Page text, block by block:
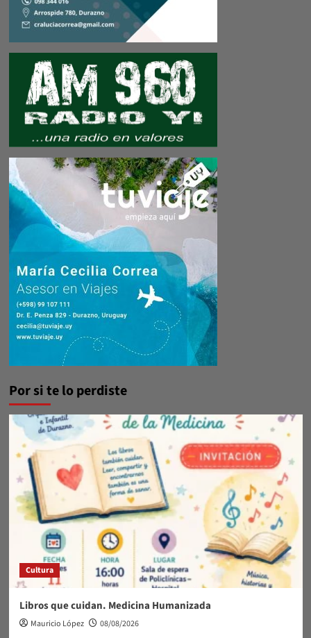
Por si te lo perdiste
Cultura
Libros que cuidan. Medicina Humanizada
Mauricio López 08/08/2026